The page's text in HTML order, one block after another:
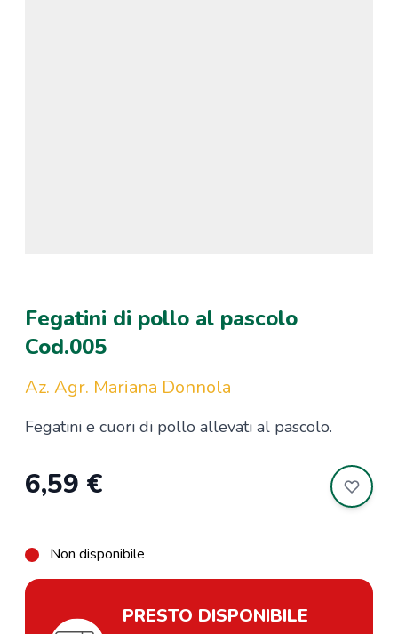
Fegatini di pollo al pascolo
Cod.005
Az. Agr. Mariana Donnola
Fegatini e cuori di pollo allevati al pascolo.
6,59 €
Non disponibile
PRESTO DISPONIBILE